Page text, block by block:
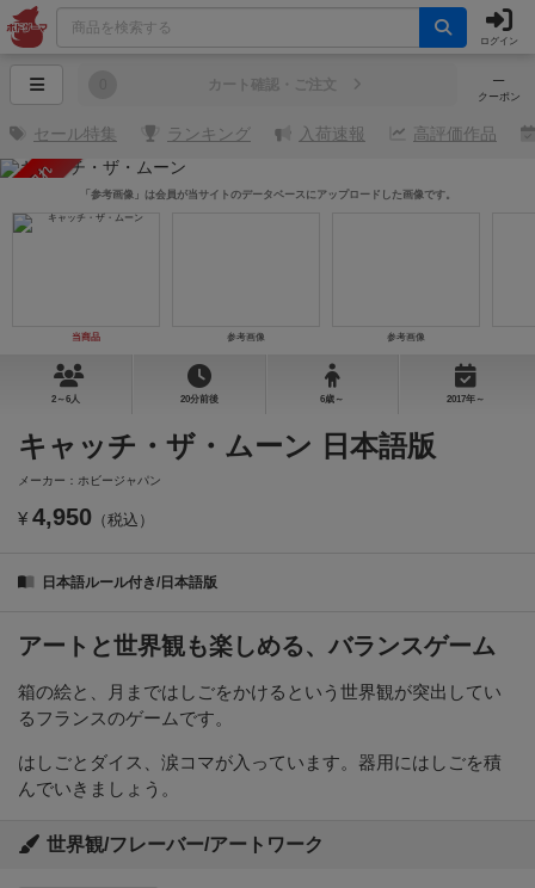
ログイン
─
クーポン
カート確認・ご注文
セール特集 ランキング 入荷速報 高評価作品
売り切れ
当商品 参考画像 参考画像
「参考画像」は会員が当サイトのデータベースにアップロードした画像です。
2～6人 20分前後 6歳～ 2017年～
キャッチ・ザ・ムーン 日本語版
メーカー：ホビージャパン
¥ 4,950 （税込）
日本語ルール付き/日本語版
アートと世界観も楽しめる、バランスゲーム
箱の絵と、月まではしごをかけるという世界観が突出してい
るフランスのゲームです。
はしごとダイス、涙コマが入っています。器用にはしごを積
んでいきましょう。
世界観/フレーバー/アートワーク